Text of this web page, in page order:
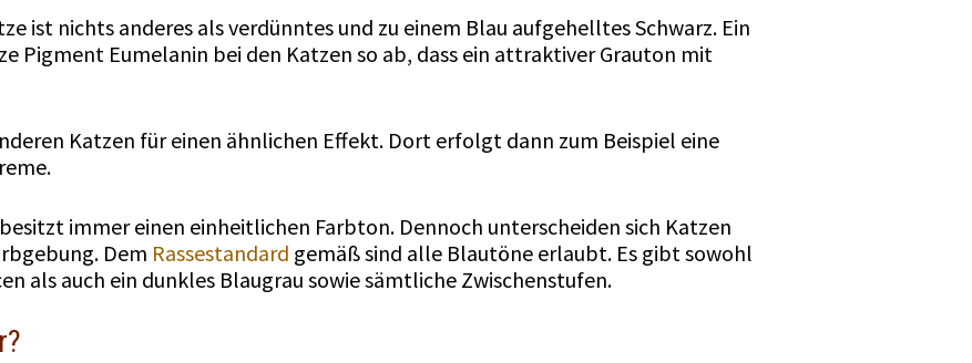
ist nichts anderes als verdünntes und zu einem Blau aufgehelltes Schwarz. Ein
Pigment Eumelanin bei den Katzen so ab, dass ein attraktiver Grauton mit
Katzen für einen ähnlichen Effekt. Dort erfolgt dann zum Beispiel eine
immer einen einheitlichen Farbton. Dennoch unterscheiden sich Katzen
Dem Rassestandard gemäß sind alle Blautöne erlaubt. Es gibt sowohl
als auch ein dunkles Blaugrau sowie sämtliche Zwischenstufen.